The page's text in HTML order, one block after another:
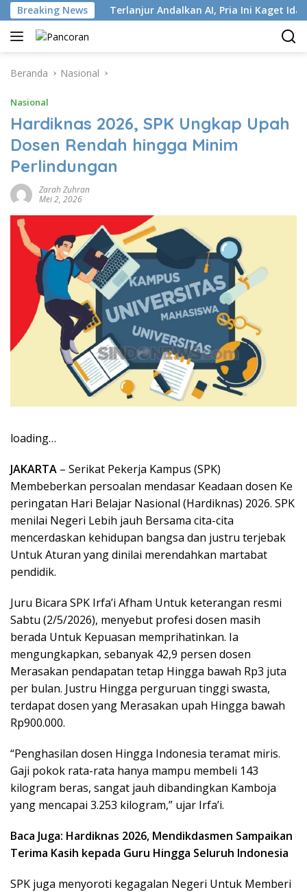
Langsung
ke
konten
Breaking News
ISP Terlanjur Andalkan AI, Pria Ini Kaget Idap
Beranda Nasional
Nasional
Hardiknas 2026, SPK Ungkap Upah
Dosen Rendah hingga Minim
Perlindungan
Zarah Zuhran
Mei 2, 2026
loading…
JAKARTA – Serikat Pekerja Kampus (SPK)
Membeberkan persoalan mendasar Keadaan dosen Ke
peringatan Hari Belajar Nasional (Hardiknas) 2026. SPK
menilai Negeri Lebih jauh Bersama cita-cita
mencerdaskan kehidupan bangsa dan justru terjebak
Untuk Aturan yang dinilai merendahkan martabat
pendidik.
Juru Bicara SPK Irfa’i Afham Untuk keterangan resmi
Sabtu (2/5/2026), menyebut profesi dosen masih
berada Untuk Kepuasan memprihatinkan. Ia
mengungkapkan, sebanyak 42,9 persen dosen
Merasakan pendapatan tetap Hingga bawah Rp3 juta
per bulan. Justru Hingga perguruan tinggi swasta,
terdapat dosen yang Merasakan upah Hingga bawah
Rp900.000.
“Penghasilan dosen Hingga Indonesia teramat miris.
Gaji pokok rata-rata hanya mampu membeli 143
kilogram beras, sangat jauh dibandingkan Kamboja
yang mencapai 3.253 kilogram,” ujar Irfa’i.
Baca Juga: Hardiknas 2026, Mendikdasmen Sampaikan
Terima Kasih kepada Guru Hingga Seluruh Indonesia
SPK juga menyoroti kegagalan Negeri Untuk Memberi